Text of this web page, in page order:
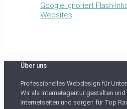
Google ignoriert Flash-
Websites
Über uns
Professionelles Webdesign für
Wir als Internetagentur gestalten
Internetseiten und sorgen für Top